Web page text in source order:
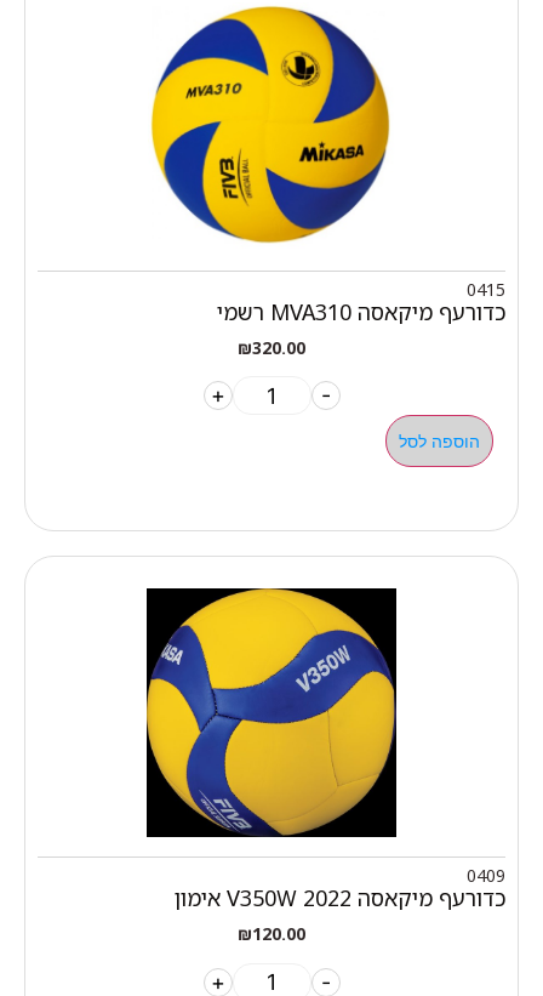
0415
כדורעף מיקאסה MVA310 רשמי
₪320.00
-
+
הוספה לסל
0409
כדורעף מיקאסה V350W 2022 אימון
₪120.00
-
+